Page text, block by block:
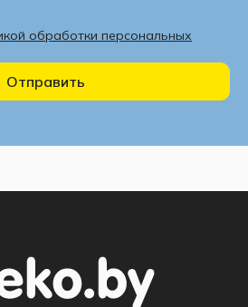
обработки персональных
Отправить